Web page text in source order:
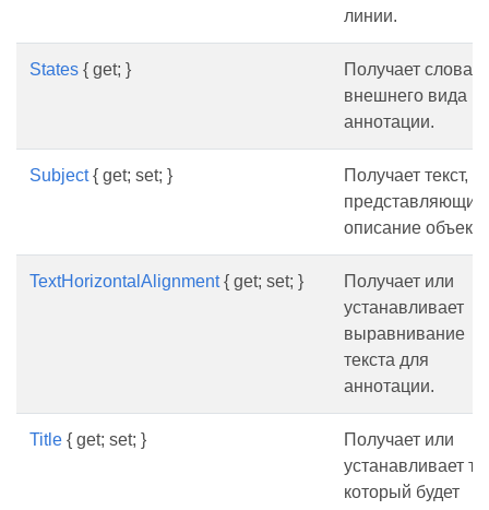
линии.
States { get; }
Получает
внешнего вида
аннотации.
Subject{ get; set; }
Получает текст,
представляющий
описание
TextHorizontalAlignment{ get; set; }
Получает или
устанавливает
выравнивание
текста для
аннотации.
Title { get; set; }
Получает или
устанавливает
который будет